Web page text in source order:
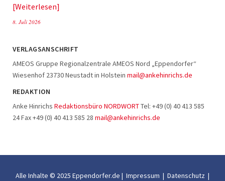
Weiterlesen
8. Juli 2026
VERLAGSANSCHRIFT
AMEOS Gruppe Regionalzentrale AMEOS Nord „Eppendorfer“
Wiesenhof 23730 Neustadt in Holstein mail@ankehinrichs.de
REDAKTION
Anke Hinrichs Redaktionsbüro NORDWORTTel: +49 (0) 40 413 585
24 Fax +49 (0) 40 413 585 28 mail@ankehinrichs.de
Alle Inhalte © 2025 Eppendorfer.de | Impressum | Datenschutz |